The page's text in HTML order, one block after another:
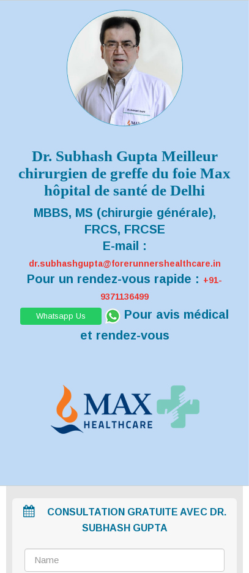
Dr. Subhash Gupta Meilleur
chirurgien de greffe du foie Max
hôpital de santé de Delhi
MBBS, MS (chirurgie générale),
FRCS, FRCSE
E-mail :
dr.subhashgupta@forerunnershealthcare.in
Pour un rendez-vous rapide : +91-
9371136499
Whatsapp Us
Pour avis médical
et rendez-vous
CONSULTATION GRATUITE AVEC DR.
SUBHASH GUPTA